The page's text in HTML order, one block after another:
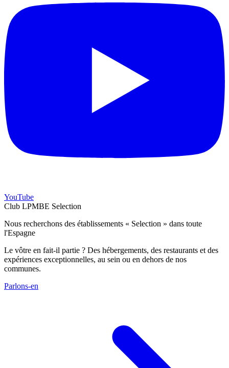
YouTube
Club LPMBE Selection
Nous recherchons des établissements « Selection » dans toute
l'Espagne
Le vôtre en fait-il partie ? Des hébergements, des restaurants et des
expériences exceptionnelles, au sein ou en dehors de nos
communes.
Parlons-en